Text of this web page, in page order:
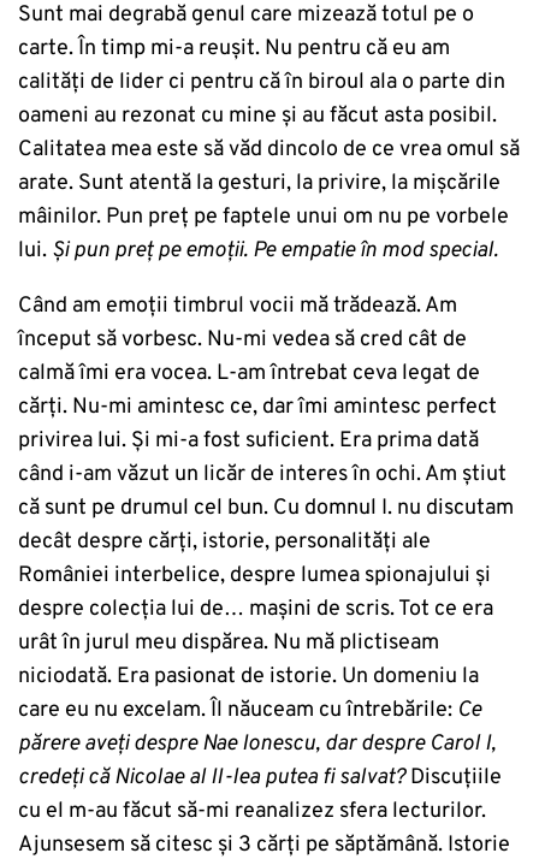
Sunt mai degrabă genul care mizează totul pe o
carte. În timp mi-a reușit. Nu pentru că eu am
calități de lider ci pentru că în biroul ala o parte din
oameni au rezonat cu mine și au făcut asta posibil.
Calitatea mea este să văd dincolo de ce vrea omul să
arate. Sunt atentă la gesturi, la privire, la mișcările
mâinilor. Pun preț pe faptele unui om nu pe vorbele
lui. Și pun preț pe emoții. Pe empatie în mod special.
Când am emoții timbrul vocii mă trădează. Am
început să vorbesc. Nu-mi vedea să cred cât de
calmă îmi era vocea. L-am întrebat ceva legat de
cărți. Nu-mi amintesc ce, dar îmi amintesc perfect
privirea lui. Și mi-a fost suficient. Era prima dată
când i-am văzut un licăr de interes în ochi. Am știut
că sunt pe drumul cel bun. Cu domnul I. nu discutam
decât despre cărți, istorie, personalități ale
României interbelice, despre lumea spionajului și
despre colecția lui de… mașini de scris. Tot ce era
urât în jurul meu dispărea. Nu mă plictiseam
niciodată. Era pasionat de istorie. Un domeniu la
care eu nu excelam. Îl năuceam cu întrebările: Ce
părere aveți despre Nae Ionescu, dar despre Carol I,
credeți că Nicolae al II-lea putea fi salvat?Discuțiile
cu el m-au făcut să-mi reanalizez sfera lecturilor.
Ajunsesem să citesc și 3 cărți pe săptămână. Istorie